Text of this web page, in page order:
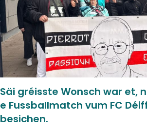
Säi gréisste Wonsch war et,
e Fussballmatch vum FC
besichen.